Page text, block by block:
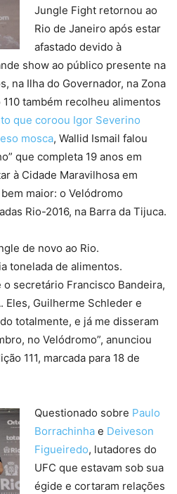
Jungle Fight retornou ao
Rio de Janeiro após estar
afastado devido à
show ao público presente na
na Ilha do Governador, na Zona
também recolheu alimentos
que coroou Igor Severino
mosca, Wallid Ismail falou
que completa 19 anos em
à Cidade Maravilhosa em
maior: o Velódromo
Rio-2016, na Barra da Tijuca.
de novo ao Rio.
tonelada de alimentos.
o secretário Francisco Bandeira,
Eles, Guilherme Schleder e
totalmente, e já me disseram
no Velódromo”, anunciou
111, marcada para 18 de
Questionado sobre Paulo
Borrachinha e Deiveson
Figueiredo, lutadores do
UFC que estavam sob sua
égide e cortaram relações